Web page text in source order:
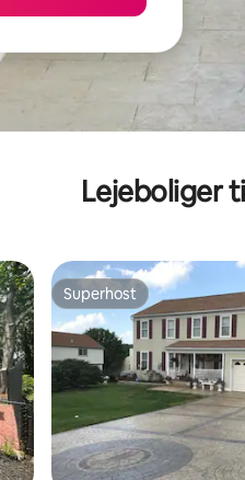
Lejeboliger
Superhost
Superhost